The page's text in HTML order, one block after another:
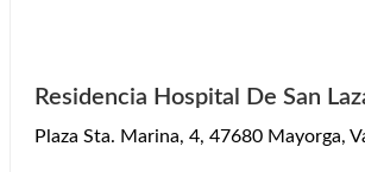
Residencia Hospital De San
Plaza Sta. Marina, 4, 47680 Mayorga,